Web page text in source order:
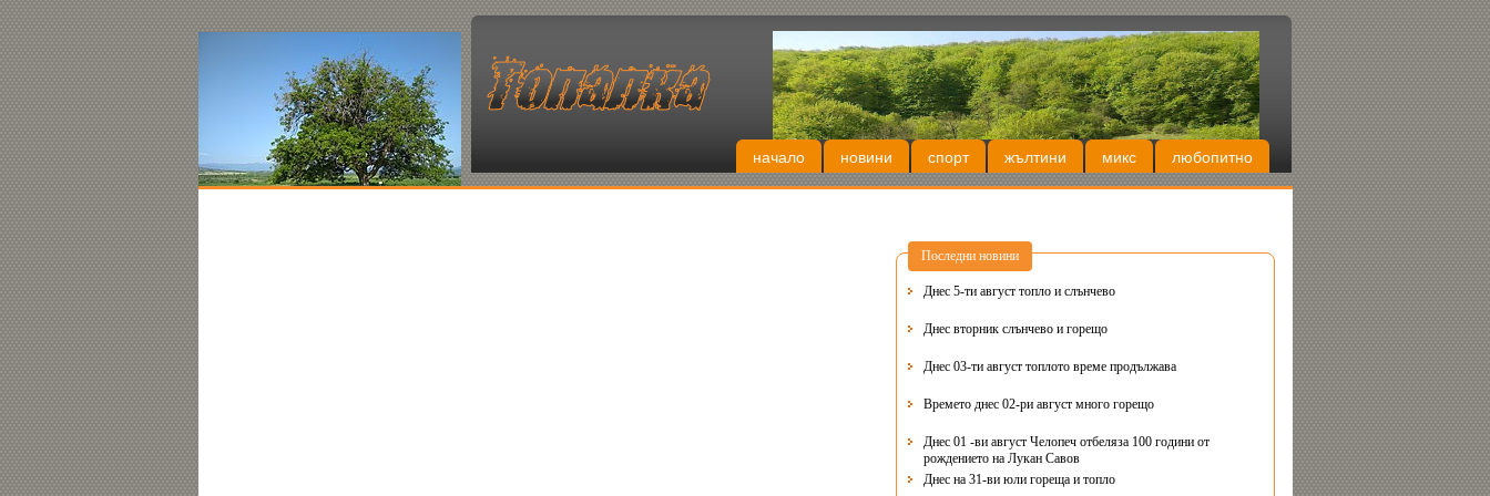
начало новини спорт жълтини микс любопитно
Последни новини
Днес 5-ти август топло и слънчево
Днес вторник слънчево и горещо
Днес 03-ти август топлото време продължава
Времето днес 02-ри август много горещо
Днес 01 -ви август Челопеч отбеляза 100 години от
рождението на Лукан Савов
Днес на 31-ви юли гореща и топло